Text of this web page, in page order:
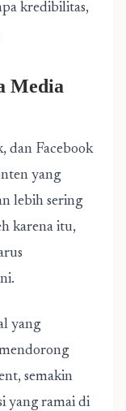
kredibilitas,
Media
dan Facebook
yang
lebih sering
karena itu,
yang
semakin
yang ramai di